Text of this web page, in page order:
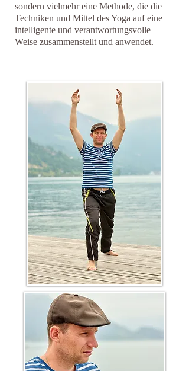
sondern vielmehr eine Methode, die die
Techniken und Mittel des Yoga auf eine
intelligente und verantwortungsvolle
Weise zusammenstellt und anwendet.